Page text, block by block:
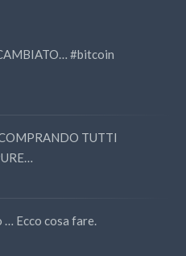
#bitcoin
TUTTI
… Ecco cosa fare.